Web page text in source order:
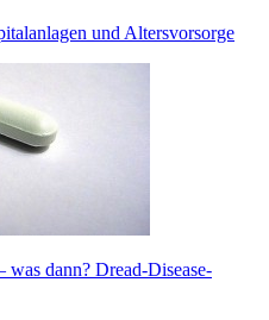
und Altersvorsorge
dann? Dread-Disease-